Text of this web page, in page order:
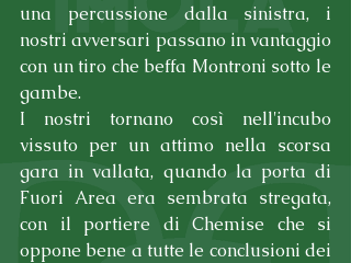
una percussione dalla sinistra, i
nostri avversari passano in vantaggio
con un tiro che beffa Montroni sotto le
gambe.
I nostri tornano così nell'incubo
vissuto per un attimo nella scorsa
gara in vallata, quando la porta di
Fuori Area era sembrata stregata,
con il portiere di Chemise che si
oppone bene a tutte le conclusioni dei